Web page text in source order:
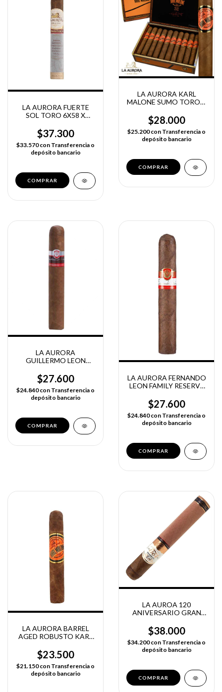
LA AURORA FUERTE
SOL TORO 6X58 X
$37.300
$33.570con Transferencia o
depósito bancario
LA AURORA KARL
MALONE SUMO TORO X
$28.000
$25.200con Transferencia o
depósito bancario
LA AURORA
GUILLERMO LEON
ROBUSTO
$27.600
$24.840con Transferencia o
depósito bancario
LA AURORA FERNANDO
LEON FAMILY RESERVE
$27.600
$24.840con Transferencia o
depósito bancario
LA AURORA BARREL
AGED ROBUSTO KARL
$23.500
$21.150con Transferencia o
depósito bancario
LA AUROA 120
ANIVERSARIO GRAN
$38.000
$34.200con Transferencia o
depósito bancario